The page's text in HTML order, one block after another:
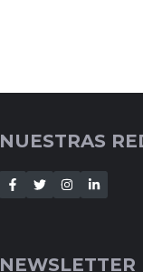
NUESTRAS
NEWSLETTER